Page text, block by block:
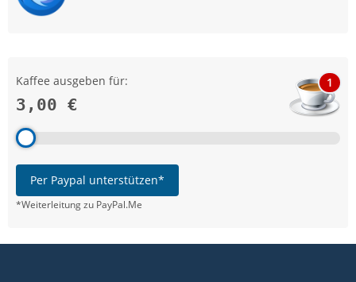
Kaffee ausgeben für:
3,00 €
1
Per Paypal unterstützen*
*Weiterleitung zu PayPal.Me